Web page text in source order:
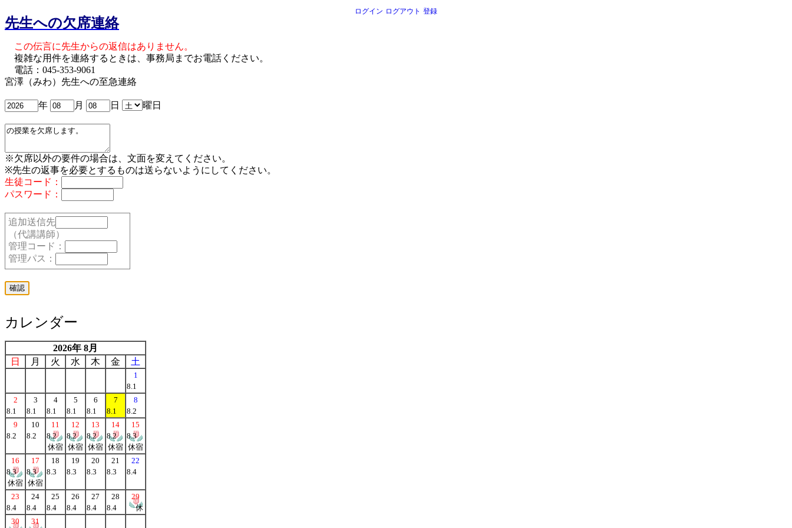
ログイン ログアウト 登録
先生への欠席連絡
この伝言に先生からの返信はありません。
複雑な用件を連絡するときは、事務局までお電話ください。
電話：045-353-9061
宮澤（みわ）先生への至急連絡
年 月 日 曜日
※欠席以外の要件の場合は、文面を変えてください。
※先生の返事を必要とするものは送らないようにしてください。
生徒コード：
パスワード：
追加送信先
（代講講師）
管理コード：
管理パス：
カレンダー
2026年 8月
日
月 火 水 木 金 土
1
8.1
2
8.1
3
8.1
4
8.1
5
8.1
6
8.1
7
8.1
8
8.2
9
8.2
10
8.2
11
8.2
休宿
12
8.2
休宿
13
8.2
休宿
14
8.2
休宿
15
8.3
休宿
16
8.3
休宿
17
8.3
休宿
18
8.3
19
8.3
20
8.3
21
8.3
22
8.4
23
8.4
24
8.4
25
8.4
26
8.4
27
8.4
28
8.4
29
休
30
31